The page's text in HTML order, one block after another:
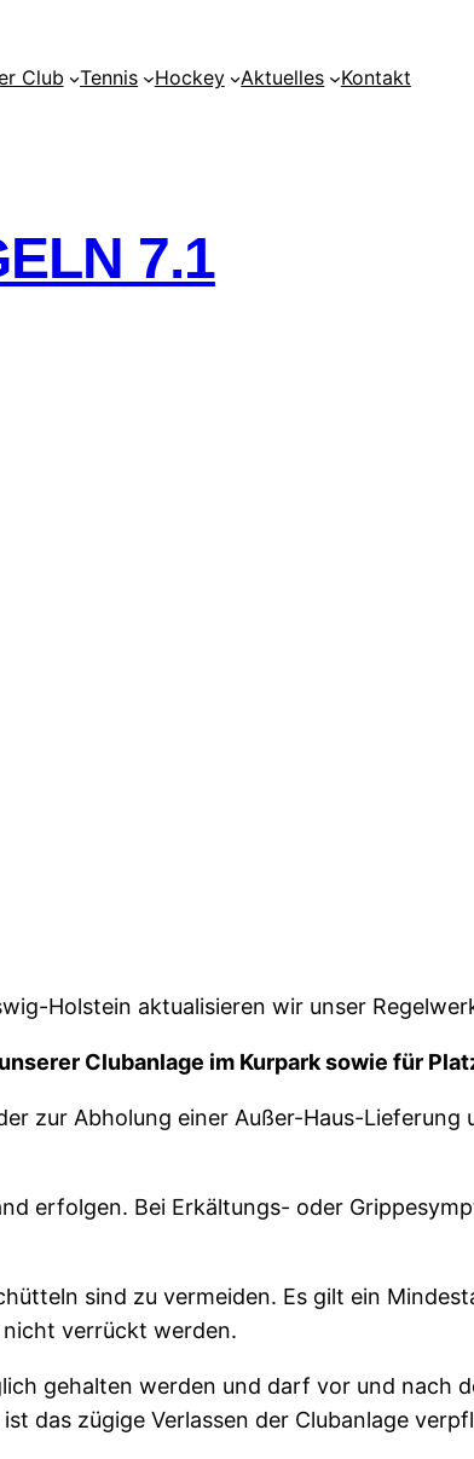
Club Tennis Hockey Aktuelles Kontakt
7.1
Holstein aktualisieren wir unser
Clubanlage im Kurpark sowie für
zur Abholung einer Außer-Haus-
erfolgen. Bei Erkältungs- oder
sind zu vermeiden. Es gilt ein
verrückt werden.
gehalten werden und darf vor und nach
das zügige Verlassen der Clubanlage